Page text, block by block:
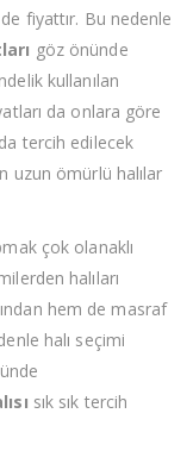
fiyattır. Bu nedenle
göz önünde
kullanılan
da onlara göre
da tercih edilecek
uzun ömürlü halılar
çok olanaklı
halıları
hem de masraf
halı seçimi
sık sık tercih